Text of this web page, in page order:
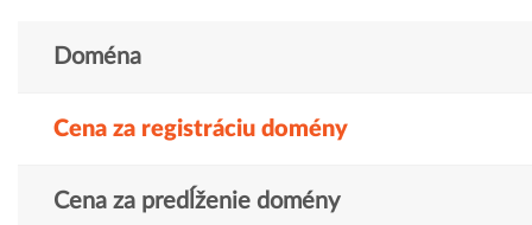
Doména
Cena za registráciu domény
Cena za predĺženie domény